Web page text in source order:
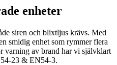
enheter
siren och blixtljus krävs. Med
smidig enhet som rymmer flera
varning av brand har vi självklart
23 & EN54-3.